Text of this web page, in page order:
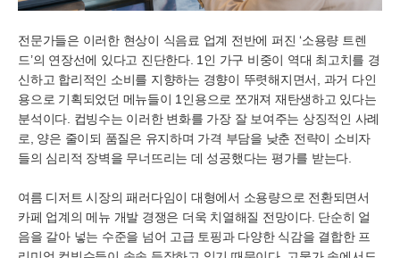
전문가들은 이러한 현상이 식음료 업계 전반에 퍼진 ‘소용량 트렌
드’의 연장선에 있다고 진단한다. 1인 가구 비중이 역대 최고치를 경
신하고 합리적인 소비를 지향하는 경향이 뚜렷해지면서, 과거 다인
용으로 기획되었던 메뉴들이 1인용으로 쪼개져 재탄생하고 있다는
분석이다. 컵빙수는 이러한 변화를 가장 잘 보여주는 상징적인 사례
로, 양은 줄이되 품질은 유지하며 가격 부담을 낮춘 전략이 소비자
들의 심리적 장벽을 무너뜨리는 데 성공했다는 평가를 받는다.
여름 디저트 시장의 패러다임이 대형에서 소용량으로 전환되면서
카페 업계의 메뉴 개발 경쟁은 더욱 치열해질 전망이다. 단순히 얼
음을 갈아 넣는 수준을 넘어 고급 토핑과 다양한 식감을 결합한 프